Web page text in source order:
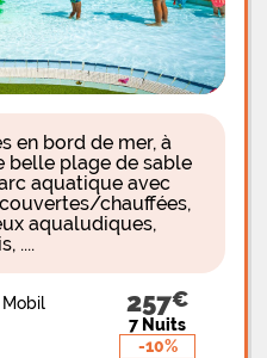
en bord de mer, à
belle plage de sable
aquatique avec
chauffées,
aqualudiques,
....
257
7 Nuits
-10%